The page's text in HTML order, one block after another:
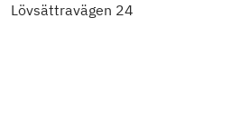
Lövsättravägen 24